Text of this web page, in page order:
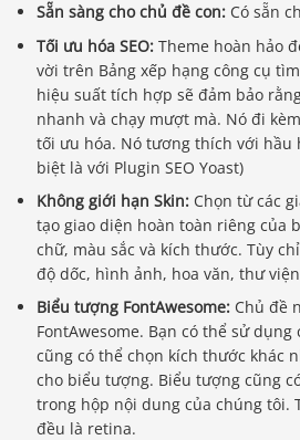
Sẵn sàng cho chủ đề con: Có sẵn
Tối ưu hóa SEO: Theme hoàn hảo
vời trên Bảng xếp hạng công cụ
hiệu suất tích hợp sẽ đảm bảo
nhanh và chạy mượt mà. Nó đi
tối ưu hóa. Nó tương thích với hầu
biệt là với Plugin SEO Yoast)
Không giới hạn Skin: Chọn từ các
tạo giao diện hoàn toàn riêng của
chữ, màu sắc và kích thước. Tùy
độ dốc, hình ảnh, hoa văn, thư
Biểu tượng FontAwesome: Chủ đề
FontAwesome. Bạn có thể sử
cũng có thể chọn kích thước khác
cho biểu tượng. Biểu tượng cũng
trong hộp nội dung của chúng tôi.
đều là retina.